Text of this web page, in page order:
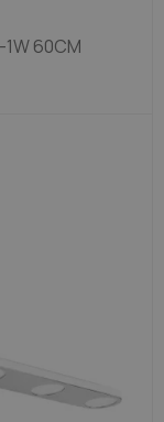
1W 60CM